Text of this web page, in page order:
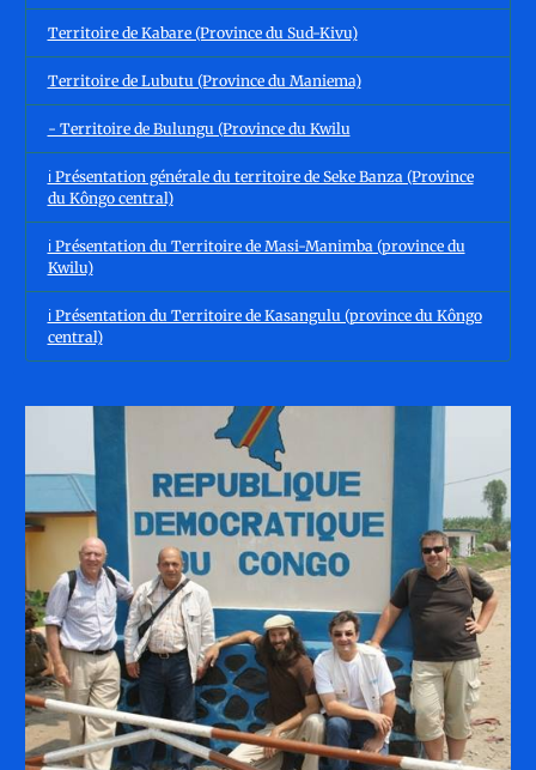
Territoire de Kabare (Province du Sud-Kivu)
Territoire de Lubutu (Province du Maniema)
- Territoire de Bulungu (Province du Kwilu
ℹ️ Présentation générale du territoire de Seke Banza (Province
du Kôngo central)
ℹ️ Présentation du Territoire de Masi-Manimba (province du
Kwilu)
ℹ️ Présentation du Territoire de Kasangulu (province du Kôngo
central)